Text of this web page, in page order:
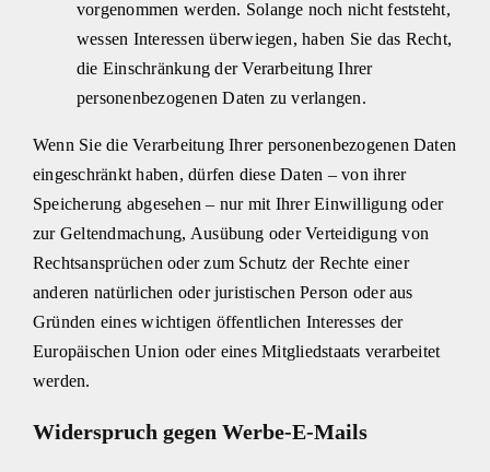
vorgenommen werden. Solange noch nicht feststeht,
wessen Interessen überwiegen, haben Sie das Recht,
die Einschränkung der Verarbeitung Ihrer
personenbezogenen Daten zu verlangen.
Wenn Sie die Verarbeitung Ihrer personenbezogenen Daten
eingeschränkt haben, dürfen diese Daten – von ihrer
Speicherung abgesehen – nur mit Ihrer Einwilligung oder
zur Geltendmachung, Ausübung oder Verteidigung von
Rechtsansprüchen oder zum Schutz der Rechte einer
anderen natürlichen oder juristischen Person oder aus
Gründen eines wichtigen öffentlichen Interesses der
Europäischen Union oder eines Mitgliedstaats verarbeitet
werden.
Widerspruch gegen Werbe-E-Mails